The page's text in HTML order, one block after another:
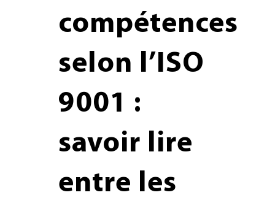
compétences
selon l’ISO
9001 :
savoir lire
entre les